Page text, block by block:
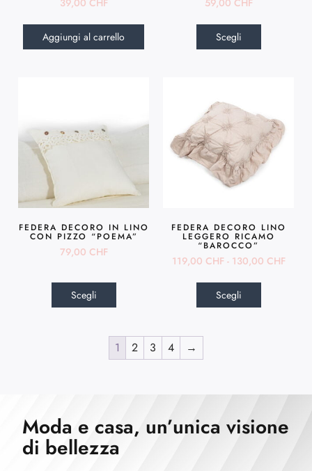
Aggiungi al carrello Scegli
FEDERA DECORO IN LINO
CON PIZZO “POEMA”
79,00 CHF
Scegli
FEDERA DECORO LINO
LEGGERO RICAMO
“BAROCCO”
119,00 CHF - 130,00 CHF
Scegli
1 2 3 4 →
Moda e casa, un’unica visione
di bellezza